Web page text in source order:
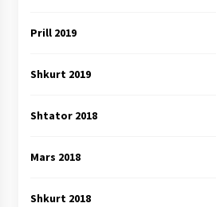
Prill 2019
Shkurt 2019
Shtator 2018
Mars 2018
Shkurt 2018